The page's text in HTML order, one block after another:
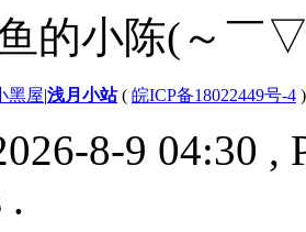
的小陈(～￣
黑屋|浅月小站( 皖ICP备18022449号-4 )
8-9 04:30 ,
.